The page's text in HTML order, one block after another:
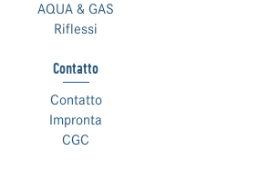
AQUA & GAS
Riflessi
Contatto
Contatto
Impronta
CGC